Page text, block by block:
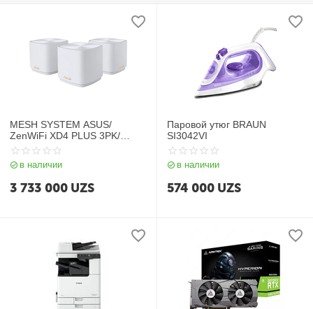
MESH SYSTEM ASUS/
ZenWiFi XD4 PLUS 3PK/
White/ 90IG07M0-MO3C40
в наличии
3 733 000 UZS
Паровой утюг BRAUN
SI3042VI
в наличии
574 000 UZS